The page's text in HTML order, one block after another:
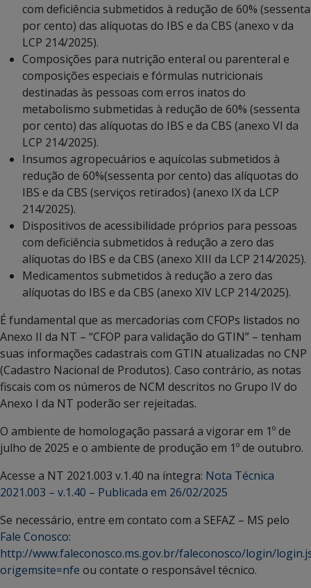
com deficiência submetidos à redução de 60% (sessenta
por cento) das alíquotas do IBS e da CBS (anexo v da
LCP 214/2025).
Composições para nutrição enteral ou parenteral e
composições especiais e fórmulas nutricionais
destinadas às pessoas com erros inatos do
metabolismo submetidas à redução de 60% (sessenta
por cento) das alíquotas do IBS e da CBS (anexo VI da
LCP 214/2025).
Insumos agropecuários e aquícolas submetidos à
redução de 60%(sessenta por cento) das alíquotas do
IBS e da CBS (serviços retirados) (anexo IX da LCP
214/2025).
Dispositivos de acessibilidade próprios para pessoas
com deficiência submetidos à redução a zero das
alíquotas do IBS e da CBS (anexo XIII da LCP 214/2025).
Medicamentos submetidos à redução a zero das
alíquotas do IBS e da CBS (anexo XIV LCP 214/2025).
É fundamental que as mercadorias com CFOPs listados no
Anexo II da NT – “CFOP para validação do GTIN” – tenham
suas informações cadastrais com GTIN atualizadas no CNP
(Cadastro Nacional de Produtos). Caso contrário, as notas
fiscais com os números de NCM descritos no Grupo IV do
Anexo I da NT poderão ser rejeitadas.
O ambiente de homologação passará a vigorar em 1º de
julho de 2025 e o ambiente de produção em 1º de outubro.
Acesse a NT 2021.003 v.1.40 na íntegra: Nota Técnica
2021.003 – v.1.40 – Publicada em 26/02/2025
Se necessário, entre em contato com a SEFAZ – MS pelo
Fale Conosco:
http://www.faleconosco.ms.gov.br/faleconosco/login/
origemsite=nfe ou contate o responsável técnico.